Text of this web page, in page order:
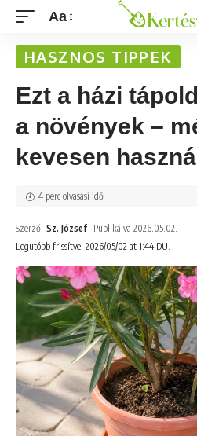
Aa
HASZNOS TIPPEK
Ezt a házi
a növények –
kevesen
Legutóbb frissítve: 2026/05/02 at 1:44 DU.
Szerző: Sz. József Publikálva 2026.05.02.
4 perc olvasási idő